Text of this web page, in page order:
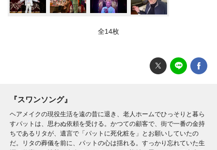
全14枚
『スワンソング』
ヘアメイクの現役生活を遠の昔に退き、老人ホームでひっそりと暮ら
すパットは、思わぬ依頼を受ける。かつての顧客で、街で一番の金持
ちであるリタが、遺言で「パットに死化粧を」とお願いしていたの
だ。リタの葬儀を前に、パットの心は揺れる。すっかり忘れていた生